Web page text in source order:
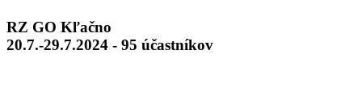
RZ GO Kľačno
20.7.-29.7.2024 - 95 účastníkov